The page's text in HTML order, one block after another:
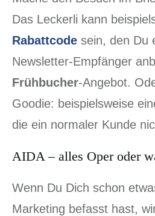
Das Leckerli kann
Rabattcode sein, den Du
Newsletter-Empfänger
Frühbucher-Angebot.
Goodie: beispielsweise
die ein normaler Kunde
AIDA – alles Oper oder
Wenn Du Dich schon
Marketing befasst hast,